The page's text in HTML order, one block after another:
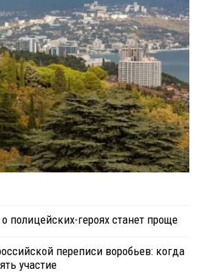
полицейских-героях станет проще
переписи воробьев: когда
участие